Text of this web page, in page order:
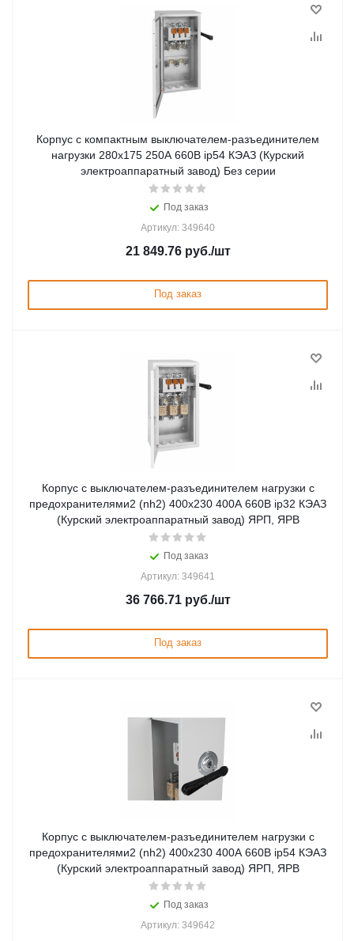
Корпус c компактным выключателем-разъединителем
нагрузки 280x175 250А 660В ip54 КЭАЗ (Курский
электроаппаратный завод) Без серии
Под заказ
Артикул: 349640
21 849.76руб./шт
Под заказ
Корпус с выключателем-разъединителем нагрузки с
предохранителями2 (nh2) 400x230 400А 660В ip32 КЭАЗ
(Курский электроаппаратный завод) ЯРП, ЯРВ
Под заказ
Артикул: 349641
36 766.71руб./шт
Под заказ
Корпус с выключателем-разъединителем нагрузки с
предохранителями2 (nh2) 400x230 400А 660В ip54 КЭАЗ
(Курский электроаппаратный завод) ЯРП, ЯРВ
Под заказ
Артикул: 349642